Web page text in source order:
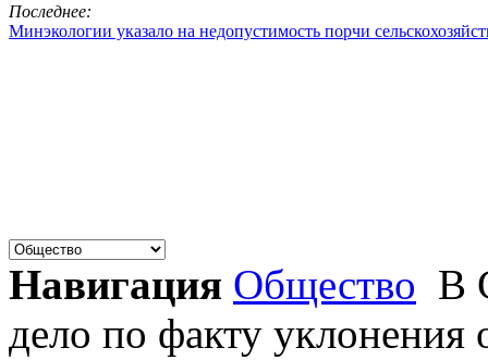
Последнее:
Минэкологии указало на недопустимость порчи
Навигация Общество В
дело по факту уклонения